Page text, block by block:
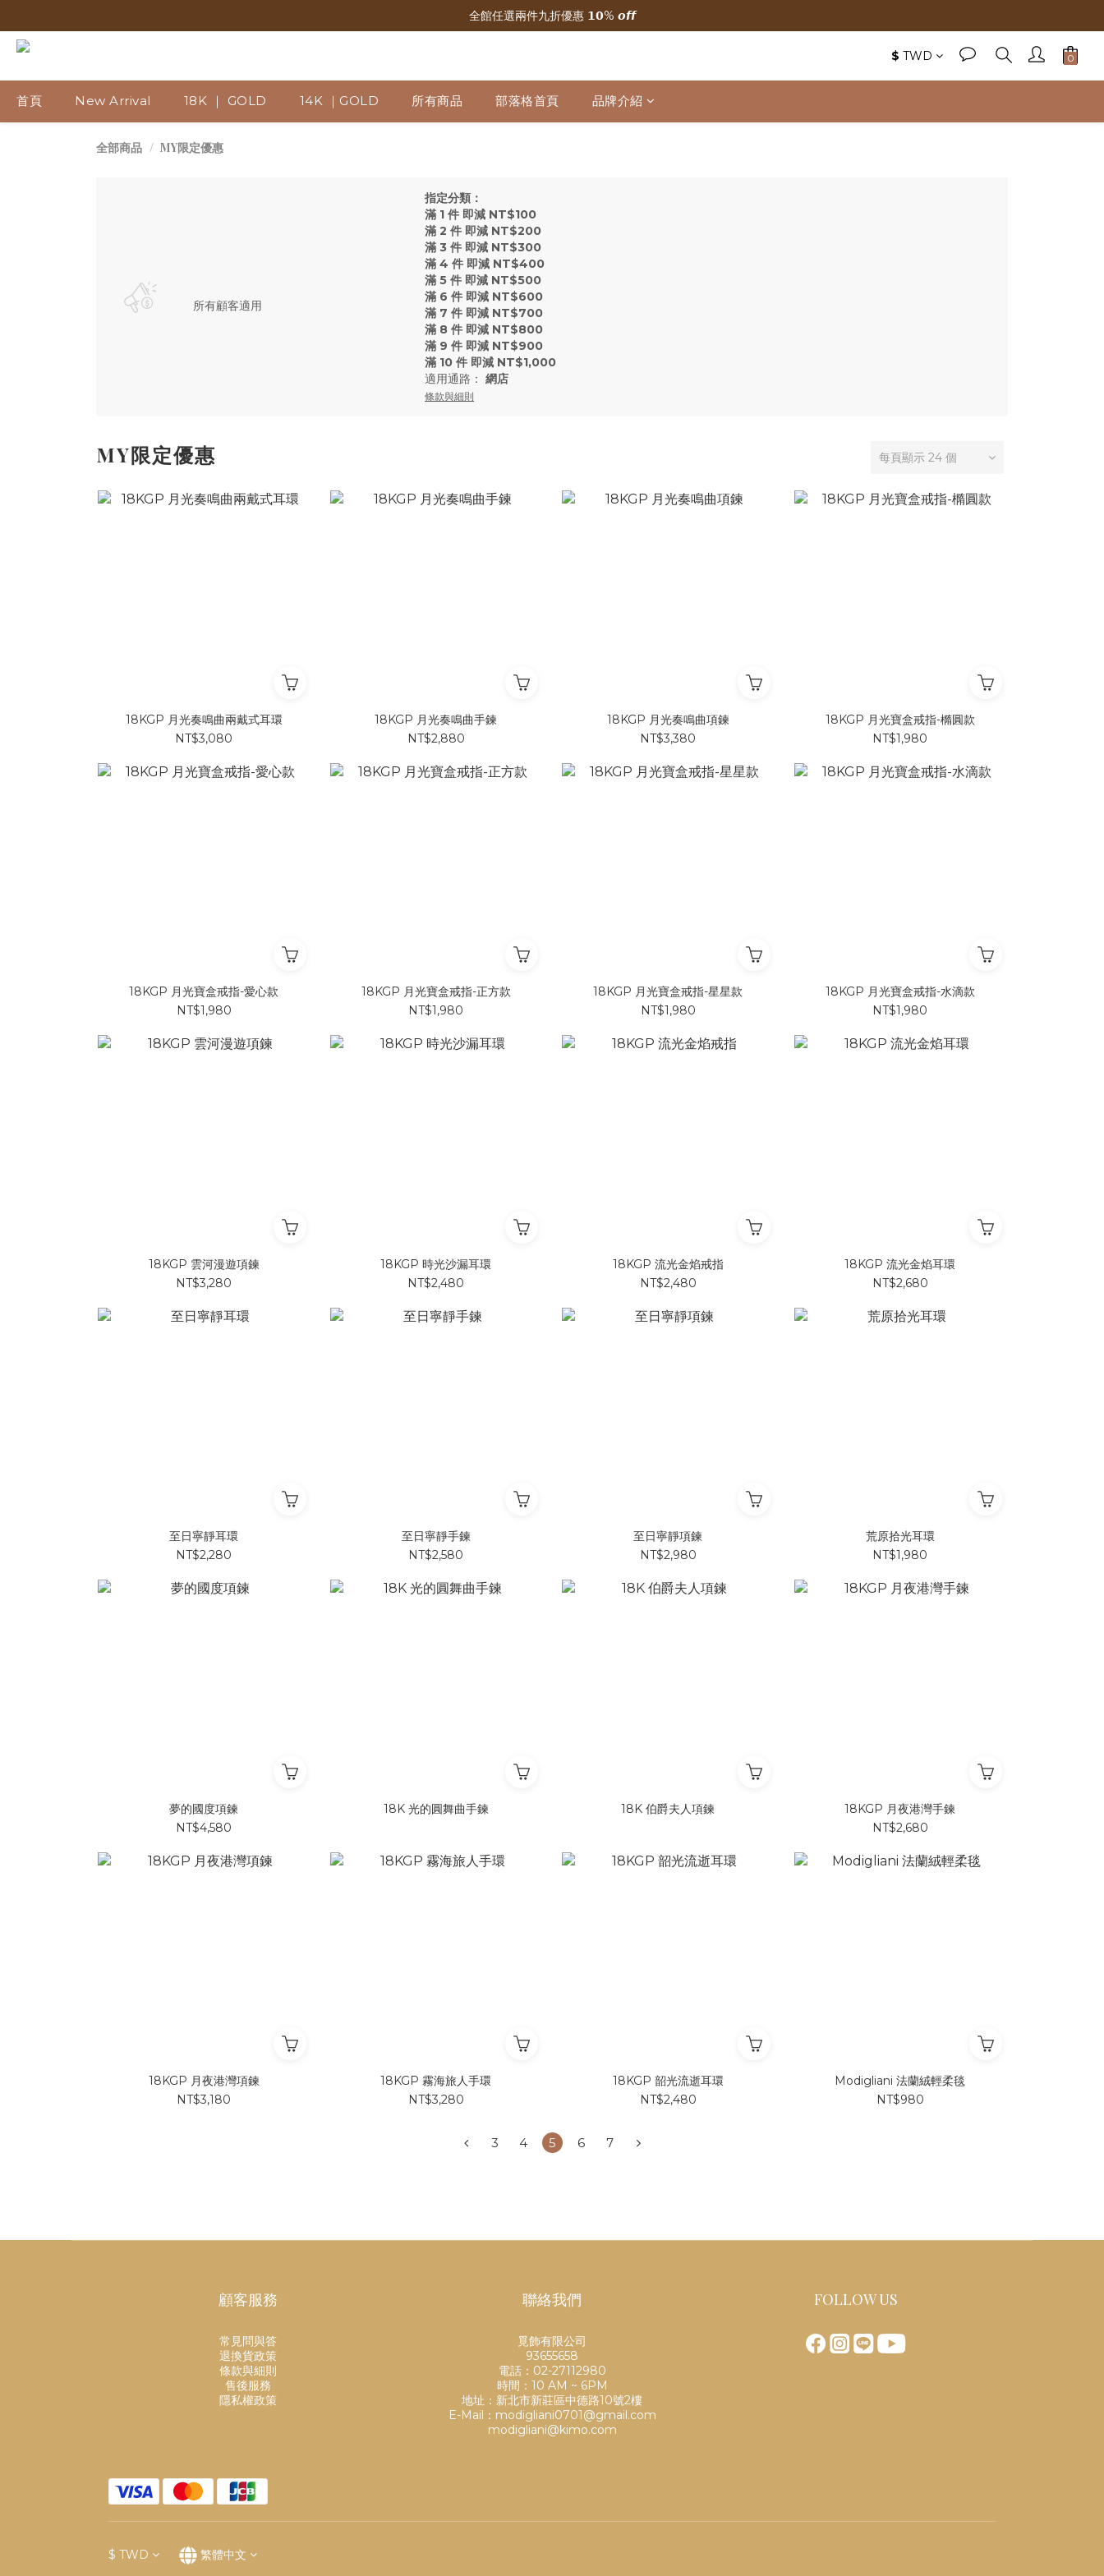
🌟 新加入會員贈300元購物金
全館任選兩件九折優惠 𝟭𝟬% 𝙤𝙛𝙛
$ TWD
首頁 New Arrival 18K ｜ GOLD 14K ｜GOLD 所有商品 部落格首頁 品牌介紹
全部商品 MY限定優惠
所有顧客適用
指定分類：
滿 1 件 即減 NT$100
滿 2 件 即減 NT$200
滿 3 件 即減 NT$300
滿 4 件 即減 NT$400
滿 5 件 即減 NT$500
滿 6 件 即減 NT$600
滿 7 件 即減 NT$700
滿 8 件 即減 NT$800
滿 9 件 即減 NT$900
滿 10 件 即減 NT$1,000
適用通路： 網店
條款與細則
MY限定優惠 每頁顯示 24 個
18KGP 月光奏鳴曲兩戴式耳環
NT$3,080
18KGP 月光奏鳴曲手鍊
NT$2,880
18KGP 月光奏鳴曲項鍊
NT$3,380
18KGP 月光寶盒戒指-橢圓款
NT$1,980
18KGP 月光寶盒戒指-愛心款
NT$1,980
18KGP 月光寶盒戒指-正方款
NT$1,980
18KGP 月光寶盒戒指-星星款
NT$1,980
18KGP 月光寶盒戒指-水滴款
NT$1,980
18KGP 雲河漫遊項鍊
NT$3,280
18KGP 時光沙漏耳環
NT$2,480
18KGP 流光金焰戒指
NT$2,480
18KGP 流光金焰耳環
NT$2,680
至日寧靜耳環
NT$2,280
至日寧靜手鍊
NT$2,580
至日寧靜項鍊
NT$2,980
荒原拾光耳環
NT$1,980
夢的國度項鍊
NT$4,580
18K 光的圓舞曲手鍊 18K 伯爵夫人項鍊
18KGP 月夜港灣手鍊
NT$2,680
18KGP 月夜港灣項鍊
NT$3,180
18KGP 霧海旅人手環
NT$3,280
18KGP 韶光流逝耳環
NT$2,480
Modigliani 法蘭絨輕柔毯
NT$980
3 4 5 6 7
顧客服務
常見問與答
退換貨政策
條款與細則
售後服務
隱私權政策
聯絡我們
覓飾有限公司
93655658
電話：02-27112980
時間：10 AM ~ 6PM
地址：新北市新莊區中德路10號2樓
E-Mail：modigliani0701@gmail.com
modigliani@kimo.com
FOLLOW US
$ TWD 繁體中文